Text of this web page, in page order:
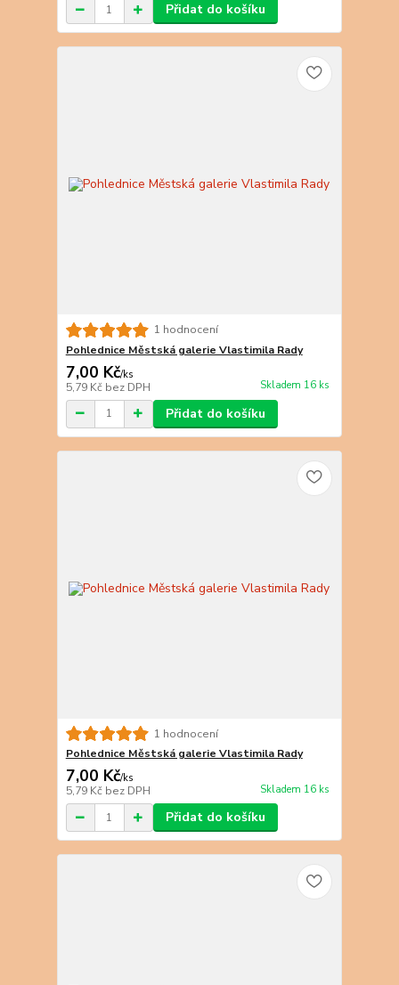
Přidat do košíku
1 hodnocení
Pohlednice Městská galerie Vlastimila Rady
7,00 Kč/ks
5,79 Kč bez DPH Skladem 16 ks
Přidat do košíku
1 hodnocení
Pohlednice Městská galerie Vlastimila Rady
7,00 Kč/ks
5,79 Kč bez DPH Skladem 16 ks
Přidat do košíku